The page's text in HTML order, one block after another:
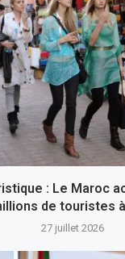
: Le Maroc
de touristes
27 juillet 2026